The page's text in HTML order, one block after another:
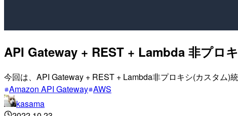
API Gateway + REST + Lambda 非プロ
今回は、API Gateway + REST + Lambda非プロキシ(カスタム)
Amazon API Gateway AWS
kasama